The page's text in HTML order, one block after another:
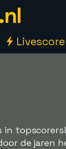
Livescore
de jaren